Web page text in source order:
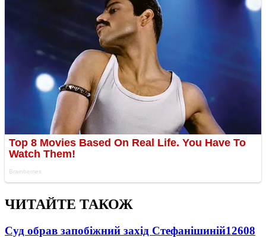
ЧИТАЙТЕ ТАКОЖ
Суд обрав запобіжний захід Стефанішиній12608